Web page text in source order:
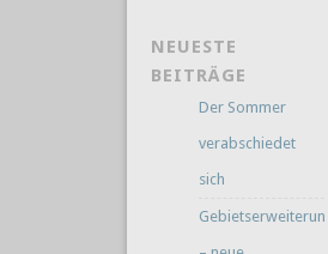
NEUESTE
BEITRÄGE
Der Sommer
verabschiedet
sich
Gebietserweiterung